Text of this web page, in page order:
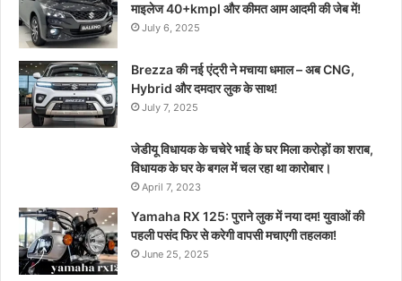
माइलेज 40+kmpl और कीमत आम आदमी की जेब में!
July 6, 2025
Brezza की नई एंट्री ने मचाया धमाल – अब CNG,
Hybrid और दमदार लुक के साथ!
July 7, 2025
जेडीयू विधायक के चचेरे भाई के घर मिला करोड़ों का शराब,
विधायक के घर के बगल में चल रहा था कारोबार।
April 7, 2023
Yamaha RX 125: पुराने लुक में नया दम! युवाओं की
पहली पसंद फिर से करेगी वापसी मचाएगी तहलका!
June 25, 2025